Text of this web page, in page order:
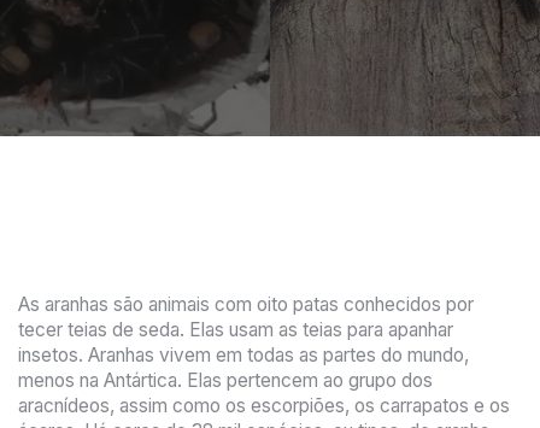
As aranhas são animais com oito patas conhecidos por
tecer teias de seda. Elas usam as teias para apanhar
insetos. Aranhas vivem em todas as partes do mundo,
menos na Antártica. Elas pertencem ao grupo dos
aracnídeos, assim como os escorpiões, os carrapatos e os